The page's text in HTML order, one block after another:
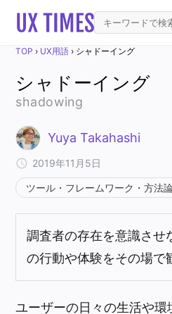
TOP › UX用語 › シャドーイング
シャドーイング
shadowing
Yuya Takahashi
2019年11月5日
ツール・フレームワーク・方法
調査者の存在を意識させ
の行動や体験をその場で
ユーザーの日々の生活や